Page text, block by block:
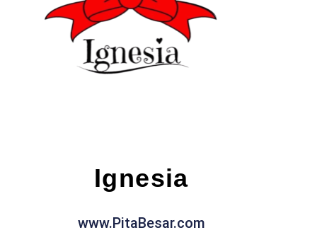
Ignesia
www.PitaBesar.com